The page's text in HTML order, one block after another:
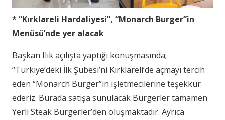
* “Kırklareli Hardaliyesi”, “Monarch Burger”in
Menüsü’nde yer alacak
Başkan Ilık açılışta yaptığı konuşmasında;
“Türkiye’deki İlk Şubesi’ni Kırklareli’de açmayı tercih
eden “Monarch Burger”in işletmecilerine teşekkür
ederiz. Burada satışa sunulacak Burgerler tamamen
Yerli Steak Burgerler’den oluşmaktadır. Ayrıca